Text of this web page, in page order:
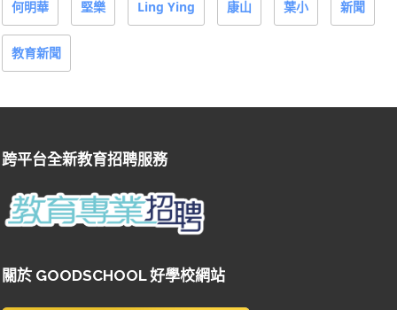
何明華 堅樂 Ling Ying 康山 葉小 新聞
教育新聞
跨平台全新教育招聘服務
關於 GOODSCHOOL 好學校網站